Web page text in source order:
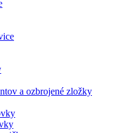
a ozbrojené zložky